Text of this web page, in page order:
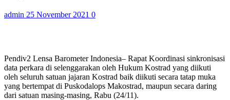
admin 25 November 2021 0
Pendiv2 Lensa Barometer Indonesia– Rapat Koordinasi sinkronisasi
data perkara di selenggarakan oleh Hukum Kostrad yang diikuti
oleh seluruh satuan jajaran Kostrad baik diikuti secara tatap muka
yang bertempat di Puskodalops Makostrad, maupun secara daring
dari satuan masing-masing, Rabu (24/11).